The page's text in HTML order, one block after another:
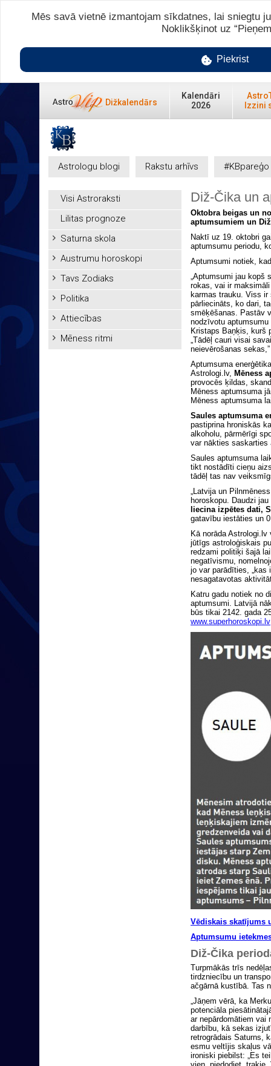
Dižkalendārs
Kalendāri
2026
Izzini
Astrologu blogi Rakstu arhīvs #KBpareģo
Visi Astroraksti
Lilitas prognoze
Saturna skola
Austrumu horoskopi
Tavs Zodiaks
Politika
Attiecības
Mēness ritmi
Diž-Čika un
Oktobra beigas un
aptumsumiem un
Naktī uz 19. oktobri
aptumsumu periodu,
Aptumsumi notiek,
„Aptumsumi jau kopš
rokas, vai ir
karmas trauku. Viss
pārliecināts, ko dari,
smēķēšanas. Pastāv
nodzīvotu
Kristaps Baņķis, kurš
„Tādēļ cauri visai
neievērošanas
Aptumsuma
Astrologi.lv, Mēness
provocēs ķildas,
Mēness aptumsuma
Mēness aptumsuma
Saules aptumsuma
pastiprina hroniskās
alkoholu, pārmērīgi
var nākties saskarties
Saules aptumsuma
tikt nostādīti cieņu
tādēļ tas nav
„Latvija un
horoskopu. Daudzi
liecina izpētes dati,
gatavību iestāties un
Kā norāda
jūtīgs astroloģiskais
redzami politiķi šajā
negatīvismu,
jo var parādīties, „kas
nesagatavotas
Katru gadu notiek no
aptumsumi. Latvijā
būs tikai 2142. gada
www.superhoroskopi.lv
Vēdiskais skatījums
Aptumsumu
Diž-Čika
Turpmākās trīs
tirdzniecību un
ačgārnā kustībā. Tas
„Jāņem vērā, ka
potenciāla
ar nepārdomātiem vai
darbību, kā sekas
retrogrādais Saturns,
esmu veltījis skaļus
ironiski piebilst: „Es
Mēs savā vietnē izmantojam sīkdatnes, lai sniegtu
Noklikšķinot uz
Piekrist